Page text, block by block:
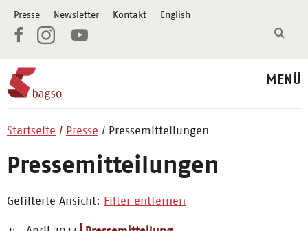
Presse Newsletter Kontakt English
MENÜ
Startseite Presse Pressemitteilungen
Pressemitteilungen
Gefilterte Ansicht: Filter entfernen